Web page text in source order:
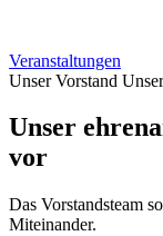
Veranstaltungen
Unser Vorstand
Unser
vor
Das Vorstandsteam
Miteinander.